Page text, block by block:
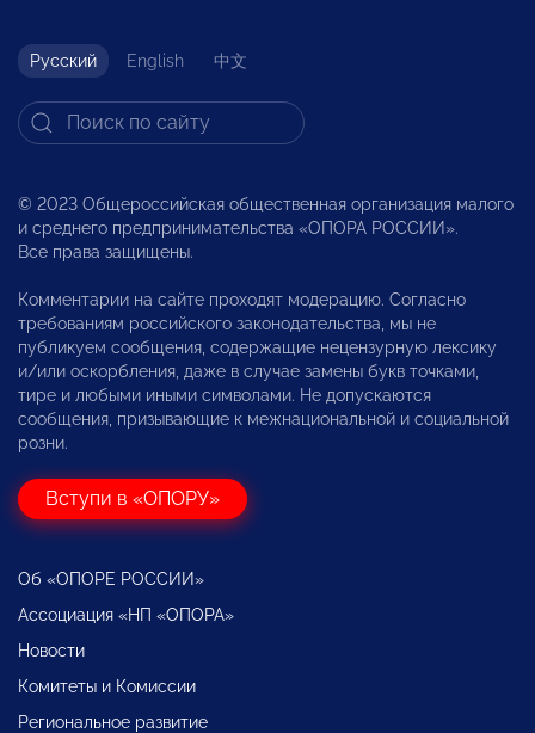
Русский English 中文
© 2023 Общероссийская общественная организация малого
и среднего предпринимательства «ОПОРА РОССИИ».
Все права защищены.
Комментарии на сайте проходят модерацию. Согласно
требованиям российского законодательства, мы не
публикуем сообщения, содержащие нецензурную лексику
и/или оскорбления, даже в случае замены букв точками,
тире и любыми иными символами. Не допускаются
сообщения, призывающие к межнациональной и социальной
розни.
Вступи в «ОПОРУ»
Об «ОПОРЕ РОССИИ»
Ассоциация «НП «ОПОРА»
Новости
Комитеты и Комиссии
Региональное развитие